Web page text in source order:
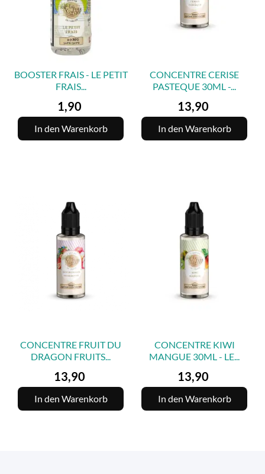
BOOSTER FRAIS - LE PETIT
FRAIS...
Preis
1,90
In den Warenkorb
CONCENTRE CERISE
PASTEQUE 30ML -...
Preis
13,90
In den Warenkorb
CONCENTRE FRUIT DU
DRAGON FRUITS...
Preis
13,90
In den Warenkorb
CONCENTRE KIWI
MANGUE 30ML - LE...
Preis
13,90
In den Warenkorb